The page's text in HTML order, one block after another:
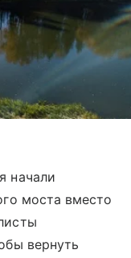
начали
моста вместо
вернуть